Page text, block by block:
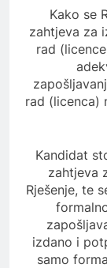
Kako se
zahtjeva za
rad
rad (licenca)
Kandidat
zahtjeva
Rješenje, te
izdano i
samo